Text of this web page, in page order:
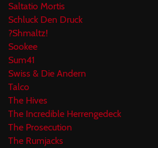
Saltatio Mortis
Schluck Den Druck
?Shmaltz!
Sookee
Sum41
Swiss & Die Andern
Talco
The Hives
The Incredible Herrengedeck
The Prosecution
The Rumjacks